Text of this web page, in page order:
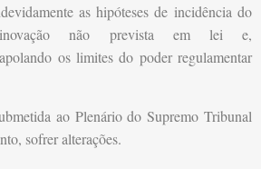
as hipóteses de incidência do
inovação não prevista em lei e,
os limites do poder regulamentar
ao Plenário do Supremo Tribunal
sofrer alterações.